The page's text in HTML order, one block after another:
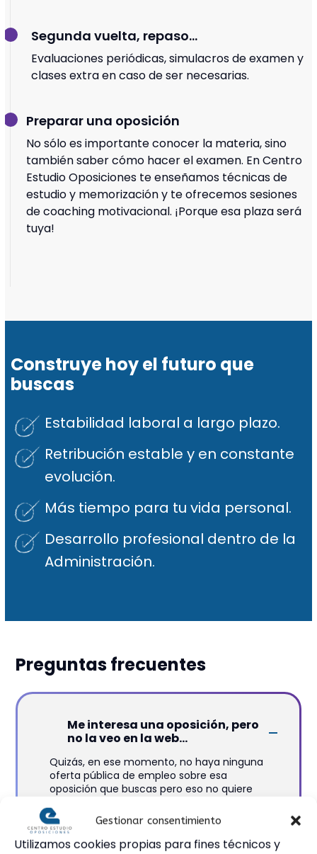
Gestionar consentimiento
Utilizamos cookies propias para fines técnicos y
Segunda vuelta, repaso...
Evaluaciones periódicas, simulacros de examen y
clases extra en caso de ser necesarias.
Preparar una oposición
No sólo es importante conocer la materia, sino
también saber cómo hacer el examen. En Centro
Estudio Oposiciones te enseñamos técnicas de
estudio y memorización y te ofrecemos sesiones
de coaching motivacional. ¡Porque esa plaza será
tuya!
Construye hoy el futuro que
buscas
Estabilidad laboral a largo plazo.
Retribución estable y en constante
evolución.
Más tiempo para tu vida personal.
Desarrollo profesional dentro de la
Administración.
Preguntas frecuentes
Me interesa una oposición, pero
no la veo en la web...
Quizás, en ese momento, no haya ninguna
oferta pública de empleo sobre esa
oposición que buscas pero eso no quiere
estemos a punto de activar un grupo.
Si tienes en mente comenzar una